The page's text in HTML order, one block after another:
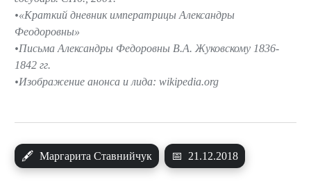
🖋 Маргарита Ставнийчук 📅 21.12.2018
«Краткий дневник императрицы Александры
Феодоровны»
Письма Александры Федоровны В.А. Жуковскому 1836-
1842 гг.
Изображение анонса и лида: wikipedia.org